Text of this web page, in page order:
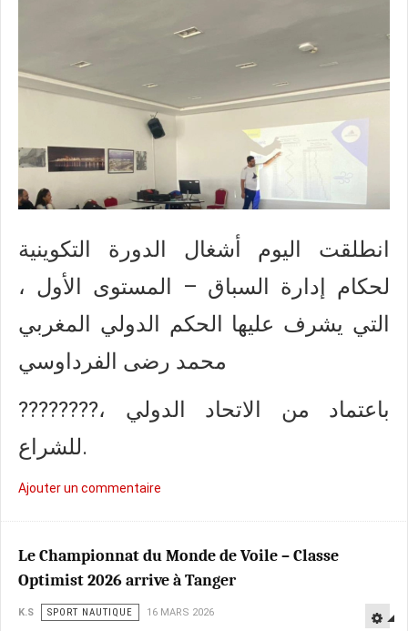
انطلقت اليوم أشغال الدورة التكوينية
لحكام إدارة السباق – المستوى الأول ،
التي يشرف عليها الحكم الدولي المغربي
محمد رضى الفرداوسي
????????، باعتماد من الاتحاد الدولي
للشراع.
Ajouter un commentaire
Le Championnat du Monde de Voile – Classe
Optimist 2026 arrive à Tanger
K.S SPORT NAUTIQUE 16 MARS 2026